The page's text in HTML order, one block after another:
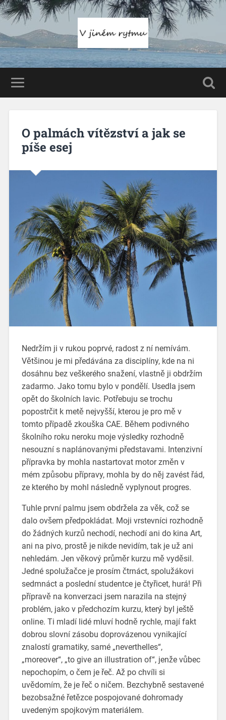
O palmách vítězství a jak se
píše esej
Nedržím ji v rukou poprvé, radost z ní nemívám.
Většinou je mi předávána za disciplíny, kde na ni
dosáhnu bez veškerého snažení, vlastně ji obdržím
zadarmo. Jako tomu bylo v pondělí. Usedla jsem
opět do školních lavic. Potřebuju se trochu
popostrčit k metě nejvyšší, kterou je pro mě v
tomto případě zkouška CAE. Během podivného
školního roku neroku moje výsledky rozhodně
nesouzní s naplánovanými představami. Intenzivní
přípravka by mohla nastartovat motor změn v
mém způsobu přípravy, mohla by do něj zavést řád,
ze kterého by mohl následně vyplynout progres.
Tuhle první palmu jsem obdržela za věk, což se
dalo ovšem předpokládat. Moji vrstevníci rozhodně
do žádných kurzů nechodí, nechodí ani do kina Art,
ani na pivo, prostě je nikde nevidím, tak je už ani
nehledám. Jen věkový průměr kurzu mě vyděsil.
Jedné spolužačce je prosím čtrnáct, spolužákovi
sedmnáct a poslední studentce je čtyřicet, hurá! Při
přípravě na konverzaci jsem narazila na stejný
problém, jako v předchozím kurzu, který byl ještě
online. Ti mladí lidé mluví hodně rychle, mají fakt
dobrou slovní zásobu doprovázenou vynikající
znalostí gramatiky, samé „neverthelles“,
„moreover“, „to give an illustration of“, jenže vůbec
nepochopím, o čem je řeč. Až po chvíli si
uvědomím, že je řeč o ničem. Bezchybně sestavené
bezobsažné řetězce pospojované dohromady
uvedeným spojkovým materiálem.